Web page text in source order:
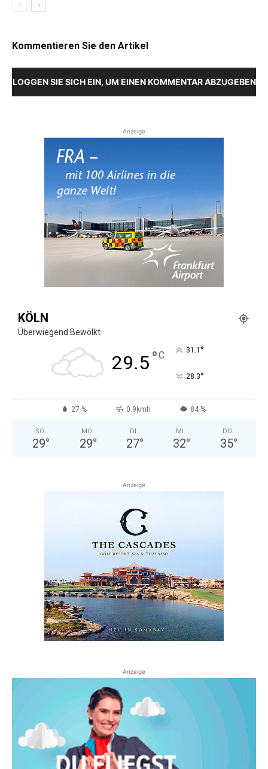
Kommentieren Sie den Artikel
LOGGEN SIE SICH EIN, UM EINEN KOMMENTAR ABZUGEBEN
Anzeige
KÖLN
Überwiegend Bewölkt
29.5°C 31.1 °
28.3°
27 % 0.9kmh 84 %
SO.
29°
MO.
29°
DI.
27°
MI.
32°
DO.
35°
Anzeige
Anzeige